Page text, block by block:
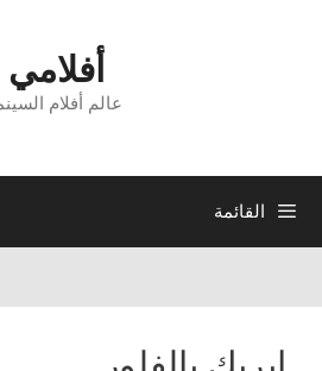
أفلامي
عالم أفلام
القائمة